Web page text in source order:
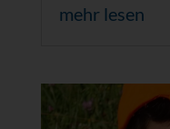
mehr lesen